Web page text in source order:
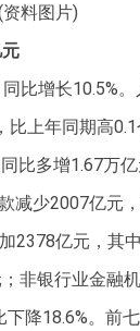
资料图片)
比增长10.5%
上年同期高0.1
比多增1.67万
减少2007亿元
2378亿元，其
非银行业金融
降18.6%。前